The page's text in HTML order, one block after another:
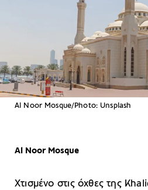
Al Noor Mosque/Photo: Unsplash
Al Noor Mosque
Χτισμένο στις όχθες της